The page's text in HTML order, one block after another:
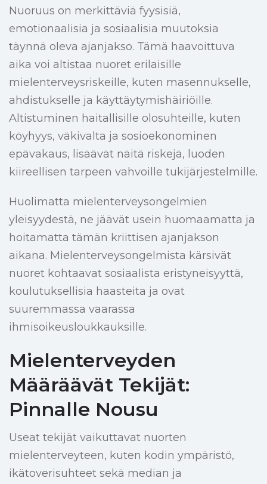
Nuoruus on merkittäviä fyysisiä,
emotionaalisia ja sosiaalisia muutoksia
täynnä oleva ajanjakso. Tämä haavoittuva
aika voi altistaa nuoret erilaisille
mielenterveysriskeille, kuten masennukselle,
ahdistukselle ja käyttäytymishäiriöille.
Altistuminen haitallisille olosuhteille, kuten
köyhyys, väkivalta ja sosioekonominen
epävakaus, lisäävät näitä riskejä, luoden
kiireellisen tarpeen vahvoille tukijärjestelmille.
Huolimatta mielenterveysongelmien
yleisyydestä, ne jäävät usein huomaamatta ja
hoitamatta tämän kriittisen ajanjakson
aikana. Mielenterveysongelmista kärsivät
nuoret kohtaavat sosiaalista eristyneisyyttä,
koulutuksellisia haasteita ja ovat
suuremmassa vaarassa
ihmisoikeusloukkauksille.
Mielenterveyden
Määräävät Tekijät:
Pinnalle Nousu
Useat tekijät vaikuttavat nuorten
mielenterveyteen, kuten kodin ympäristö,
ikätoverisuhteet sekä median ja